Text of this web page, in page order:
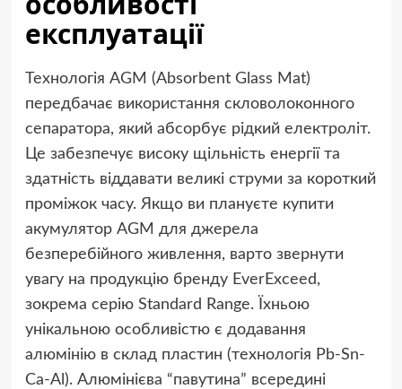
експлуатації
Технологія AGM (Absorbent Glass Mat)
передбачає використання скловолоконного
сепаратора, який абсорбує рідкий електроліт.
Це забезпечує високу щільність енергії та
здатність віддавати великі струми за короткий
проміжок часу. Якщо ви плануєте купити
акумулятор AGM для джерела
безперебійного живлення, варто звернути
увагу на продукцію бренду EverExceed,
зокрема серію Standard Range. Їхньою
унікальною особливістю є додавання
алюмінію в склад пластин (технологія Pb-Sn-
Ca-Al). Алюмінієва “павутина” всередині